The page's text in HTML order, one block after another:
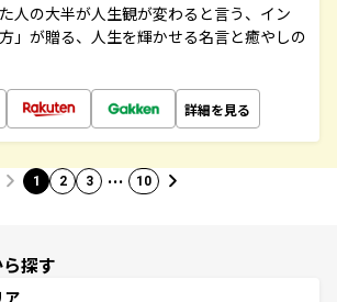
人の大半が人生観が変わると言う、イン
」が贈る、人生を輝かせる名言と癒やしの
詳細を見る
1 2 3 … 10
探す
ア